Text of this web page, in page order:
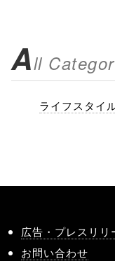
All
ライフスタイ
広告・プレスリ
お問い合わせ